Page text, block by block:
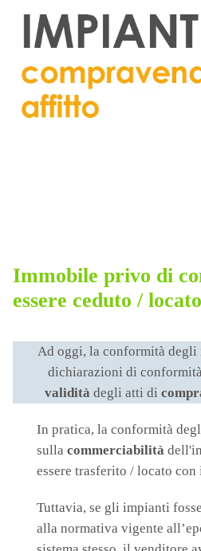
Immobile privo di
essere ceduto /
Ad oggi, la conformità degli
dichiarazioni di
validità degli atti di
In pratica, la conformità
sulla commerciabilità
essere trasferito / locato con
Tuttavia, se gli impianti
alla normativa vigente